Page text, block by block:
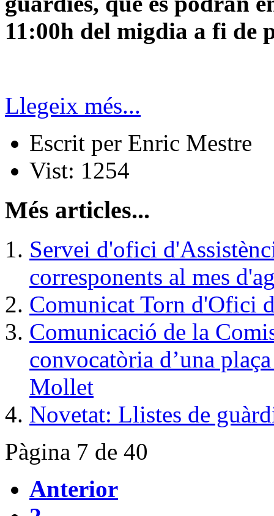
11:00h del migdia a fi de
Llegeix més...
Escrit per Enric Mestre
Vist: 1254
Més articles...
Servei d'ofici
corresponents al mes
Comunicat Torn d'Ofici
Comunicació de la
convocatòria d’una
Mollet
Novetat: Llistes de
Pàgina 7 de 40
Anterior